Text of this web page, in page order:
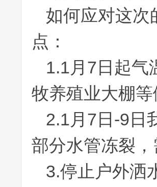
如何应对这次
点：
1.1月7日起气
牧养殖业大棚
2.1月7日-9日
部分水管冻裂
3.停止户外洒